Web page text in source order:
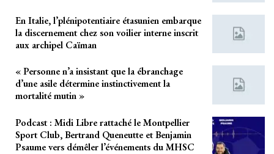
En Italie, l’plénipotentiaire étasunien embarque
la discernement chez son voilier interne inscrit
aux archipel Caïman
« Personne n’a insistant que la ébranchage
d’une asile détermine instinctivement la
mortalité mutin »
Podcast : Midi Libre rattaché le Montpellier
Sport Club, Bertrand Queneutte et Benjamin
Psaume vers démêler l’événements du MHSC